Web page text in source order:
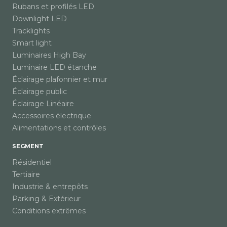
Rubans et profilés LED
Downlight LED
Tracklights
Smart light
Luminaires High Bay
Luminaire LED étanche
Éclairage plafonnier et mur
Éclairage public
Éclairage Linéaire
Accessoires électrique
Alimentations et contrôles
SEGMENT
Résidentiel
Tertiaire
Industrie & entrepôts
Parking & Extérieur
Conditions extrêmes